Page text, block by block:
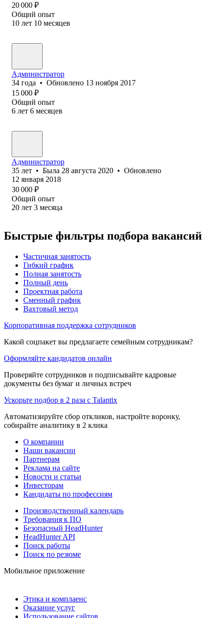
20 000 ₽
Общий опыт
10 лет 10 месяцев
Администратор
34 года • Обновлено 13 ноября 2017
15 000 ₽
Общий опыт
6 лет 6 месяцев
Администратор
35 лет • Была 28 августа 2020 • Обновлено
12 января 2018
30 000 ₽
Общий опыт
20 лет 3 месяца
Быстрые фильтры подбора вакансий
Частичная занятость
Гибкий график
Полная занятость
Полный день
Проектная работа
Сменный график
Вахтовый метод
Корпоративная поддержка сотрудников
Какой соцпакет вы предлагаете семейным сотрудникам?
Оформляйте кандидатов онлайн
Проверяйте сотрудников и подписывайте кадровые
документы без бумаг и личных встреч
Ускорьте подбор в 2 раза с Talantix
Автоматизируйте сбор откликов, настройте воронку,
собирайте аналитику в 2 клика
О компании
Наши вакансии
Партнерам
Реклама на сайте
Новости и статьи
Инвесторам
Кандидаты по профессиям
Производственный календарь
Требования к ПО
Безопасный HeadHunter
HeadHunter API
Поиск работы
Поиск по резюме
Мобильное приложение
Этика и комплаенс
Оказание услуг
Использование сайтов